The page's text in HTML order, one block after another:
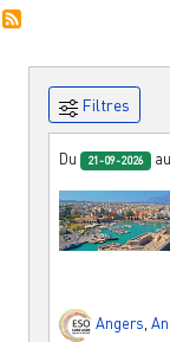
Filtres
Du 21-09-2026
Angers